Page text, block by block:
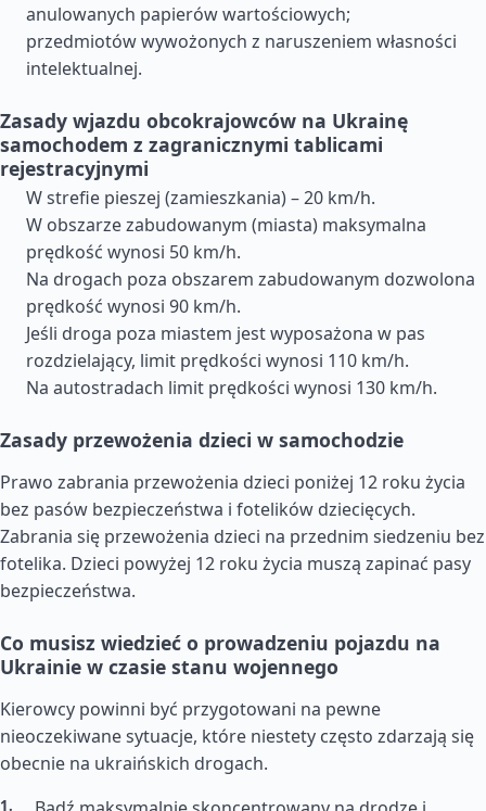
anulowanych papierów wartościowych;
przedmiotów wywożonych z naruszeniem własności
intelektualnej.
Zasady wjazdu obcokrajowców na Ukrainę
samochodem z zagranicznymi tablicami
rejestracyjnymi
W strefie pieszej (zamieszkania) – 20 km/h.
W obszarze zabudowanym (miasta) maksymalna
prędkość wynosi 50 km/h.
Na drogach poza obszarem zabudowanym dozwolona
prędkość wynosi 90 km/h.
Jeśli droga poza miastem jest wyposażona w pas
rozdzielający, limit prędkości wynosi 110 km/h.
Na autostradach limit prędkości wynosi 130 km/h.
Zasady przewożenia dzieci w samochodzie
Prawo zabrania przewożenia dzieci poniżej 12 roku życia
bez pasów bezpieczeństwa i fotelików dziecięcych.
Zabrania się przewożenia dzieci na przednim siedzeniu bez
fotelika. Dzieci powyżej 12 roku życia muszą zapinać pasy
bezpieczeństwa.
Co musisz wiedzieć o prowadzeniu pojazdu na
Ukrainie w czasie stanu wojennego
Kierowcy powinni być przygotowani na pewne
nieoczekiwane sytuacje, które niestety często zdarzają się
obecnie na ukraińskich drogach.